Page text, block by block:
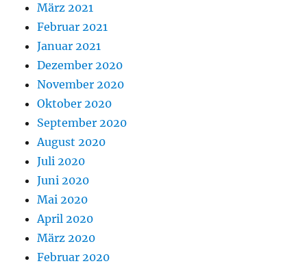
März 2021
Februar 2021
Januar 2021
Dezember 2020
November 2020
Oktober 2020
September 2020
August 2020
Juli 2020
Juni 2020
Mai 2020
April 2020
März 2020
Februar 2020